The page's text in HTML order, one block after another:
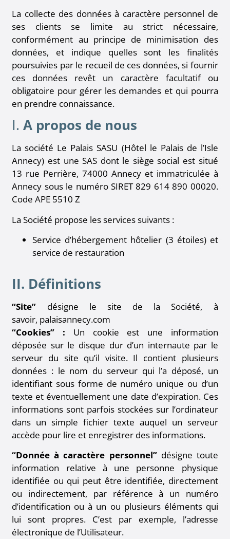
La collecte des données à caractère personnel de
ses clients se limite au strict nécessaire,
conformément au principe de minimisation des
données, et indique quelles sont les finalités
poursuivies par le recueil de ces données, si fournir
ces données revêt un caractère facultatif ou
obligatoire pour gérer les demandes et qui pourra
en prendre connaissance.
I.A propos de nous
La société Le Palais SASU (Hôtel le Palais de l’Isle
Annecy) est une SAS dont le siège social est situé
13 rue Perrière, 74000 Annecy et immatriculée à
Annecy sous le numéro SIRET829 614 890 00020.
Code APE 5510 Z
La Société propose les services suivants :
Service d’hébergement hôtelier (3 étoiles) et
service de restauration
II. Définitions
“Site” désigne le site de la Société, à
savoir, palaisannecy.com
“Cookies” : Un cookie est une information
déposée sur le disque dur d’un internaute par le
serveur du site qu’il visite. Il contient plusieurs
données : le nom du serveur qui l’a déposé, un
identifiant sous forme de numéro unique ou d’un
texte et éventuellement une date d’expiration. Ces
informations sont parfois stockées sur l’ordinateur
dans un simple fichier texte auquel un serveur
accède pour lire et enregistrer des informations.
“Donnée à caractère personnel”désigne toute
information relative à une personne physique
identifiée ou qui peut être identifiée, directement
ou indirectement, par référence à un numéro
d’identification ou à un ou plusieurs éléments qui
lui sont propres. C’est par exemple, l’adresse
électronique de l’Utilisateur.